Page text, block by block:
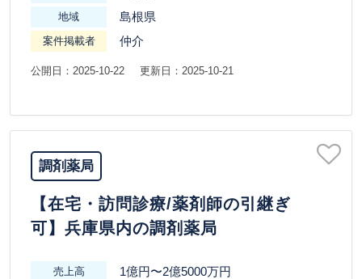
地域 島根県
案件掲載者 仲介
公開日：2025-10-22 更新日：2025-10-21
調剤薬局
【在宅・訪問診療/薬剤師の引継ぎ
可】兵庫県内の調剤薬局
売上高 1億円〜2億5000万円